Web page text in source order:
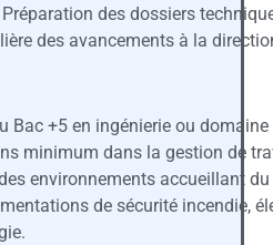
Préparation des dossiers
des avancements à la
Bac +5 en ingénierie ou domaine
minimum dans la gestion de
environnements accueillant
de sécurité incendie,